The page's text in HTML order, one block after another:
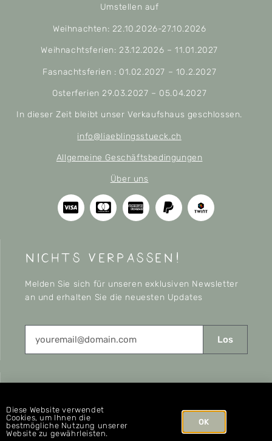
Umstellen auf
Weihnachten: 22.10.2026-27.10.2026
Weihnachtsferien: 23.12.2026 – 11.01.2027
Fasnachtsferien : 01.02.2027 – 10.2.2027
Osterferien 29.03.2027 – 05.04.2027
In dieser Zeit bleibt unser Verkaufshaus geschlossen.
info@liaeblingsstueck.ch
Allgemeine Geschäftsbedingungen
Über uns
nichts verpassen!
Melden Sie sich für unseren exklusiven Newsletter
an und erhalten Sie die neuesten Updates
Los
CONNECT
Diese Website verwendet
Cookies, um Ihnen die
bestmögliche Nutzung unserer
Website zu gewährleisten.
OK